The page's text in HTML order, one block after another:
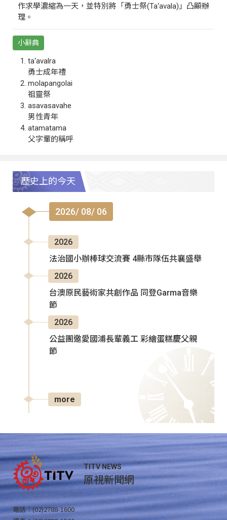
作求學濃縮為一天，並特別將「勇士祭(Ta‘avala)」凸顯辦
理。
小辭典
ta‘avalra
勇士成年禮
molapangolai
祖靈祭
asavasavahe
男性青年
atamatama
父字輩的稱呼
歷史上的今天
2026/ 08/ 06
2026
法治國小辦棒球交流賽 4縣市隊伍共襄盛舉
2026
台澳原民藝術家共創作品 同登Garma音樂
節
2026
公益團邀愛國浦長輩義工 彩繪蛋糕慶父親
節
more
TITV NEWS
原視新聞網
電話：(02)2788-1600